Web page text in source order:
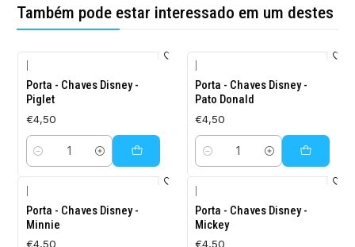
Também pode estar interessado em um destes
Porta - Chaves Disney -
Piglet
€4,50
Quantidade
Porta - Chaves Disney -
Pato Donald
€4,50
Quantidade
Porta - Chaves Disney -
Minnie
€4,50
Porta - Chaves Disney -
Mickey
€4,50